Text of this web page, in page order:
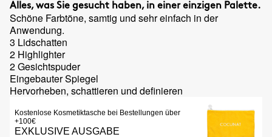
Alles, was Sie gesucht haben, in einer einzigen Palette.
Schöne Farbtöne, samtig und sehr einfach in der
Anwendung.
3 Lidschatten
2 Highlighter
2 Gesichtspuder
Eingebauter Spiegel
Hervorheben, schattieren und definieren
Kostenlose Kosmetiktasche bei Bestellungen über
+100€
EXKLUSIVE AUSGABE